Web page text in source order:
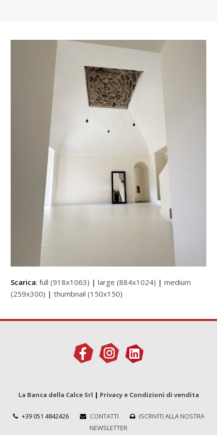
Scarica:full (918x1063) |large (884x1024) |medium
(259x300) |thumbnail (150x150)
La Banca della Calce Srl | Privacy e Condizioni di vendita
+39 051 4842426 CONTATTI
ISCRIVITI ALLA NOSTRA
NEWSLETTER